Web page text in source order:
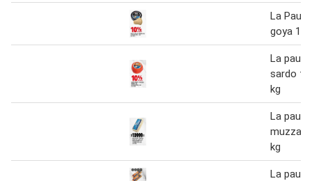
La
goya 1
La
sardo
kg
La
kg
La